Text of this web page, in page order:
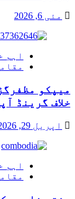
مئی 6, 2026
اہم
میپکو
خلاف گرینڈ
اپریل 29, 2026
اہم